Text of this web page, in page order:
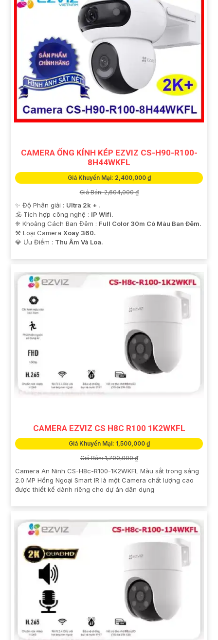
CAMERA ỐNG KÍNH KÉP EZVIZ CS-H90-R100-
8H44WKFL
Giá Khuyến Mại: 2,400,000 ₫
Giá Bán: 2,604,000 ₫
✨ Độ Phân giải : Ultra 2k + .
🕉️ Tích hợp công nghệ : IP Wifi.
❈ Khoảng Cách Ban Đêm : Full Color 30m Có Màu Ban Ðêm.
⚒ Loại Camera Xoay 360.
️💎 Ưu Điểm : Thu Âm Và Loa.
CAMERA EZVIZ CS H8C R100 1K2WKFL
Giá Khuyến Mại: 1,500,000 ₫
Giá Bán: 1,700,000 ₫
Camera An Ninh CS-H8c-R100-1K2WKFL Màu sắt trong sáng
2.0 MP Hồng Ngoại Smart IR là một Camera chất lượng cao
được thiết kế dành riêng cho dự án dân dụng